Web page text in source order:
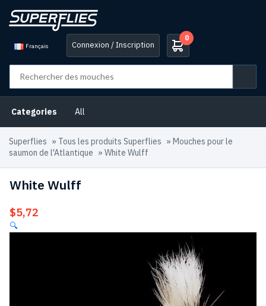
Français Connexion / Inscription
0
Categories All
Superflies » Tous les produits Superflies » Mouches pour le
saumon de l'Atlantique » White Wulff
White Wulff
$5,72
🔍